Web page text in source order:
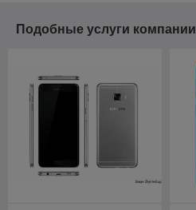
Подобные услуги компании